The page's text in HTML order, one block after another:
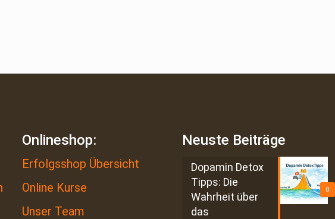
Onlineshop:
Erfolgsshop Übersicht
Online Kurse
Unser Team
Neuste Beiträge
0
Dopamin Detox
Tipps: Die
Wahrheit über
das